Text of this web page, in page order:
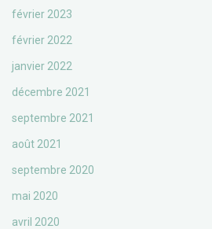
février 2023
février 2022
janvier 2022
décembre 2021
septembre 2021
août 2021
septembre 2020
mai 2020
avril 2020